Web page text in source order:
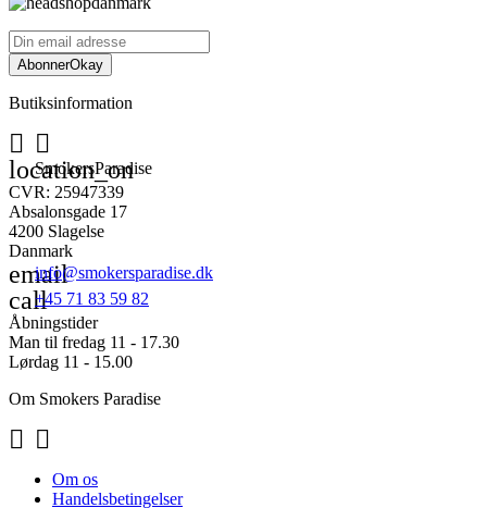
AbonnerOkay
Butiksinformation
 
location_on
SmokersParadise
CVR: 25947339
Absalonsgade 17
4200 Slagelse
Danmark
email
info@smokersparadise.dk
call+45 71 83 59 82
Åbningstider
Man til fredag 11 - 17.30
Lørdag 11 - 15.00
Om Smokers Paradise
 
Om os
Handelsbetingelser